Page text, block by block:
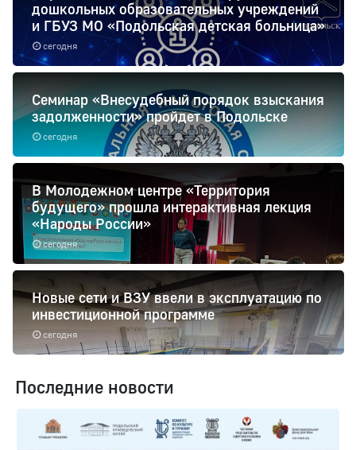
сегодня
дошкольных образовательных учреждений
и ГБУЗ МО «Подольская детская больница»
сегодня
Семинар «Внесудебный порядок взыскания
задолженности» пройдет в Подольске
сегодня
В Молодежном центре «Территория
будущего» прошла интерактивная лекция
«Народы России»
сегодня
Новые сети и ВЗУ ввели в эксплуатацию по
инвестиционной программе
Последние новости